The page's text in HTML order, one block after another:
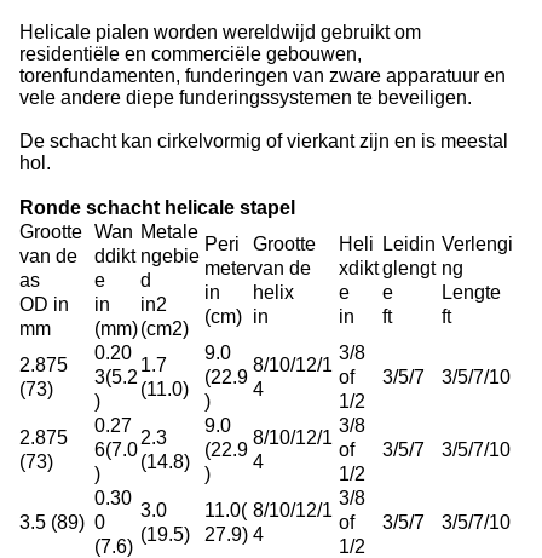
Helicale pialen worden wereldwijd gebruikt om
residentiële en commerciële gebouwen,
torenfundamenten, funderingen van zware apparatuur en
vele andere diepe funderingssystemen te beveiligen.
De schacht kan cirkelvormig of vierkant zijn en is meestal
hol.
Ronde schacht helicale stapel
Grootte
van de
as
OD in
mm
Wan
ddikt
e
in
(mm)
Metale
ngebie
d
in2
(cm2)
Peri
meter
in
(cm)
Grootte
van de
helix
in
Heli
xdikt
e
in
Leidin
glengt
e
ft
Verlengi
ng
Lengte
ft
2.875
(73)
0.20
3(5.2
)
1.7
(11.0)
9.0
(22.9
)
8/10/12/1
4
3/8
of
1/2
3/5/7 3/5/7/10
2.875
(73)
0.27
6(7.0
)
2.3
(14.8)
9.0
(22.9
)
8/10/12/1
4
3/8
of
1/2
3/5/7 3/5/7/10
3.5 (89)
0.30
0
(7.6)
3.0
(19.5)
11.0(
27.9)
8/10/12/1
4
3/8
of
1/2
3/5/7 3/5/7/10